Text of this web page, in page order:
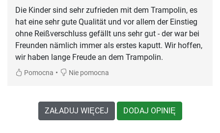
Die Kinder sind sehr zufrieden mit dem Trampolin, es
hat eine sehr gute Qualität und vor allem der Einstieg
ohne Reißverschluss gefällt uns sehr gut - der war bei
Freunden nämlich immer als erstes kaputt. Wir hoffen,
wir haben lange Freude an dem Trampolin.
Pomocna • Nie pomocna
ZAŁADUJ WIĘCEJ DODAJ OPINIĘ